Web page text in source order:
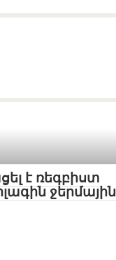
է ռեգբիստ
ջերմային